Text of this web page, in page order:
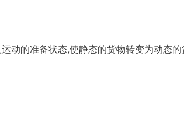
动的准备状态,使静态的货物转变为动态的